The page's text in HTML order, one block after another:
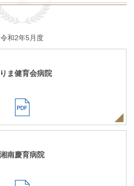
令和2年5月度
ま健育会病院
湘南慶育病院